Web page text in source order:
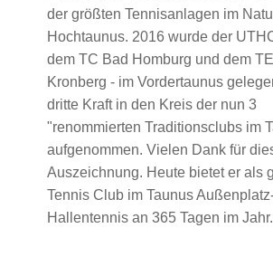
der größten Tennisanlagen im
Hochtaunus. 2016 wurde der
dem TC Bad Homburg und dem
Kronberg - im Vordertaunus
dritte Kraft in den Kreis der nun 3
"renommierten Traditionsclubs im
aufgenommen. Vielen Dank für
Auszeichnung. Heute bietet er als
Tennis Club im Taunus
Hallentennis an 365 Tagen im Jahr.